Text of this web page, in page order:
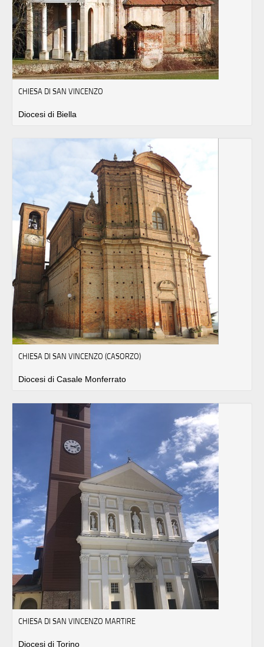
CHIESA DI SAN VINCENZO
Diocesi di Biella
CHIESA DI SAN VINCENZO (CASORZO)
Diocesi di Casale Monferrato
CHIESA DI SAN VINCENZO MARTIRE
Diocesi di Torino